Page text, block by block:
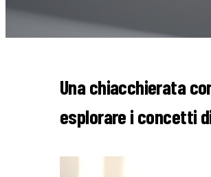
Una chiacchierata
esplorare i concetti